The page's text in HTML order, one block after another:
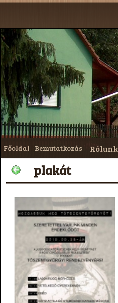
Főoldal Bemutatkozás Rólunk
plakát